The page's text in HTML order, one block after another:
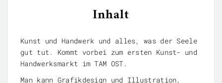
Inhalt
Kunst und Handwerk und alles, was der Seele
gut tut. Kommt vorbei zum ersten Kunst- und
Handwerksmarkt im TAM OST.
Man kann Grafikdesign und Illustration,